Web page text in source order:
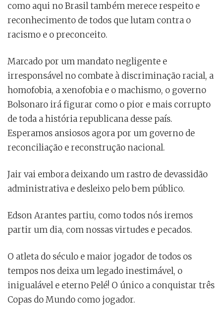
como aqui no Brasil também merece respeito e
reconhecimento de todos que lutam contra o
racismo e o preconceito.
Marcado por um mandato negligente e
irresponsável no combate à discriminação racial, a
homofobia, a xenofobia e o machismo, o governo
Bolsonaro irá figurar como o pior e mais corrupto
de toda a história republicana desse país.
Esperamos ansiosos agora por um governo de
reconciliação e reconstrução nacional.
Jair vai embora deixando um rastro de devassidão
administrativa e desleixo pelo bem público.
Edson Arantes partiu, como todos nós iremos
partir um dia, com nossas virtudes e pecados.
O atleta do século e maior jogador de todos os
tempos nos deixa um legado inestimável, o
inigualável e eterno Pelé! O único a conquistar três
Copas do Mundo como jogador.